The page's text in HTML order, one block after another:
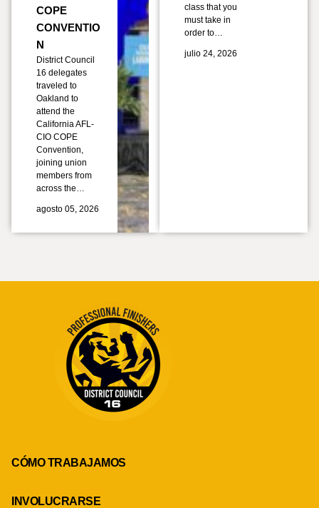
COPE
CONVENTIO
N
District Council
16 delegates
traveled to
Oakland to
attend the
California AFL-
CIO COPE
Convention,
joining union
members from
across the…
agosto 05, 2026
class that you
must take in
order to…
julio 24, 2026
CÓMO TRABAJAMOS
INVOLUCRARSE